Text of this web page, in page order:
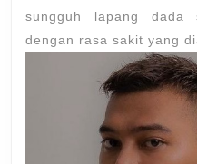
sungguh lapang dada
dengan rasa sakit yang